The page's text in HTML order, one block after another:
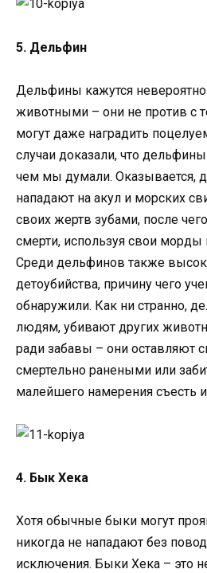
5. Дельфин
Дельфины кажутся
животными – они не против с
могут даже наградить
случаи доказали, что
чем мы думали. Оказывается,
нападают на акул и морских
своих жертв зубами, после
смерти, используя свои морды
Среди дельфинов также высок
детоубийства, причину чего
обнаружили. Как ни странно,
людям, убивают других
ради забавы – они оставляют
смертельно ранеными или
малейшего намерения съесть
4. Бык Хека
Хотя обычные быки могут
никогда не нападают без
исключения. Быки Хека – это